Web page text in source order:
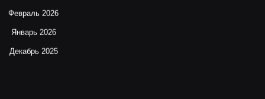
Февраль 2026
Январь 2026
Декабрь 2025